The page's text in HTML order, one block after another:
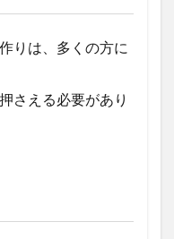
りは、多くの方に
さえる必要があり